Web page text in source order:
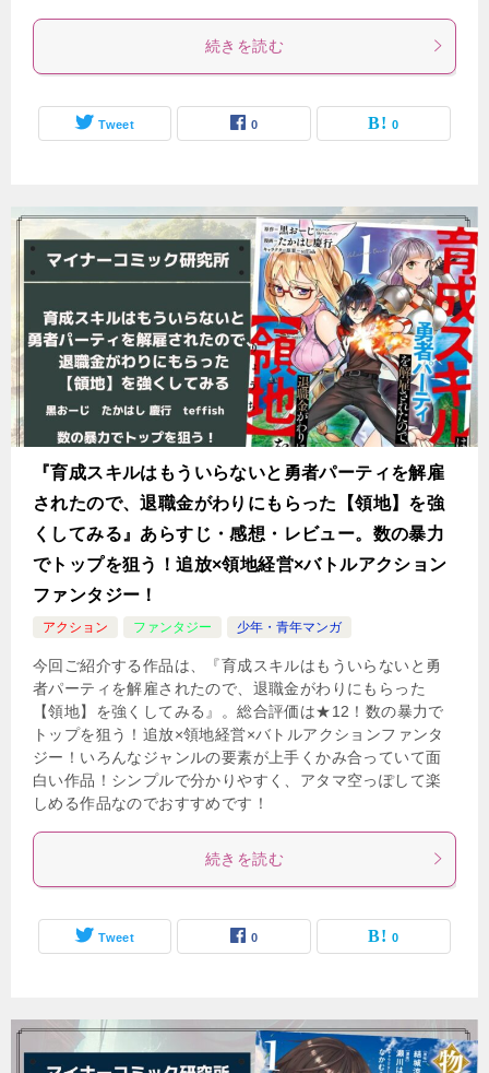
続きを読む
Tweet 0 0
『育成スキルはもういらないと勇者パーティを解雇
されたので、退職金がわりにもらった【領地】を強
くしてみる』あらすじ・感想・レビュー。数の暴力
でトップを狙う！追放×領地経営×バトルアクション
ファンタジー！
アクション ファンタジー 少年・青年マンガ
今回ご紹介する作品は、『育成スキルはもういらないと勇
者パーティを解雇されたので、退職金がわりにもらった
【領地】を強くしてみる』。総合評価は★12！数の暴力で
トップを狙う！追放×領地経営×バトルアクションファンタ
ジー！いろんなジャンルの要素が上手くかみ合っていて面
白い作品！シンプルで分かりやすく、アタマ空っぽして楽
しめる作品なのでおすすめです！
続きを読む
Tweet 0 0